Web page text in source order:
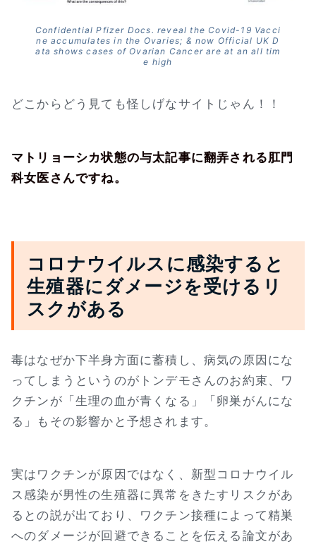
Confidential Pfizer Docs. reveal the Covid-19 Vacci
ne accumulates in the Ovaries; & now Official UK D
ata shows cases of Ovarian Cancer are at an all tim
e high
どこからどう見ても怪しげなサイトじゃん！！
マトリョーシカ状態の与太記事に翻弄される肛門
科女医さんですね。
コロナウイルスに感染すると
生殖器にダメージを受けるリ
スクがある
毒はなぜか下半身方面に蓄積し、病気の原因にな
ってしまうというのがトンデモさんのお約束、ワ
クチンが「生理の血が青くなる」「卵巣がんにな
る」もその影響かと予想されます。
実はワクチンが原因ではなく、新型コロナウイル
ス感染が男性の生殖器に異常をきたすリスクがあ
るとの説が出ており、ワクチン接種によって精巣
へのダメージが回避できることを伝える論文があ